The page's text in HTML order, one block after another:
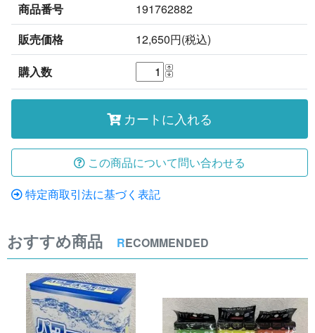
商品番号
191762882
販売価格
12,650円(税込)
購入数
カートに入れる
この商品について問い合わせる
特定商取引法に基づく表記
おすすめ商品 RECOMMENDED